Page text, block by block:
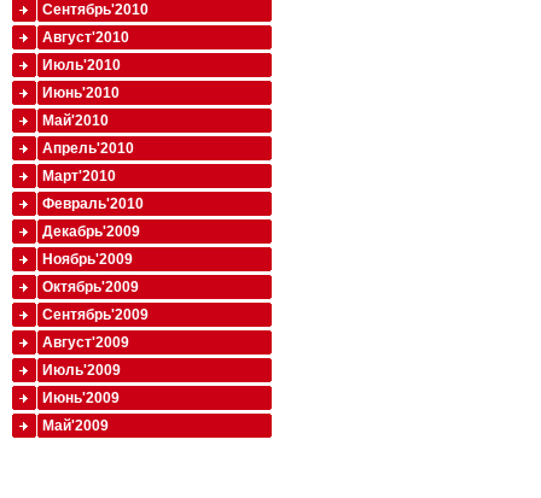
Сентябрь'2010
Август'2010
Июль'2010
Июнь'2010
Май'2010
Апрель'2010
Март'2010
Февраль'2010
Декабрь'2009
Ноябрь'2009
Октябрь'2009
Сентябрь'2009
Август'2009
Июль'2009
Июнь'2009
Май'2009